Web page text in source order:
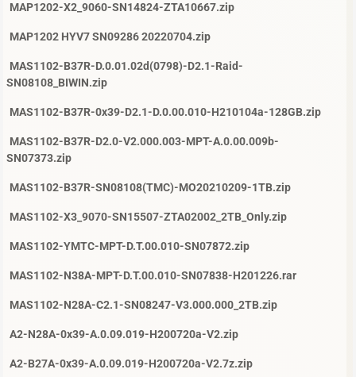
MAP1202-X2_9060-SN14824-ZTA10667.zip
MAP1202 HYV7 SN09286 20220704.zip
MAS1102-B37R-D.0.01.02d(0798)-D2.1-Raid-
SN08108_BIWIN.zip
MAS1102-B37R-0x39-D2.1-D.0.00.010-H210104a-128GB.zip
MAS1102-B37R-D2.0-V2.000.003-MPT-A.0.00.009b-
SN07373.zip
MAS1102-B37R-SN08108(TMC)-MO20210209-1TB.zip
MAS1102-X3_9070-SN15507-ZTA02002_2TB_Only.zip
MAS1102-YMTC-MPT-D.T.00.010-SN07872.zip
MAS1102-N38A-MPT-D.T.00.010-SN07838-H201226.rar
MAS1102-N28A-C2.1-SN08247-V3.000.000_2TB.zip
A2-N28A-0x39-A.0.09.019-H200720a-V2.zip
A2-B27A-0x39-A.0.09.019-H200720a-V2.7z.zip